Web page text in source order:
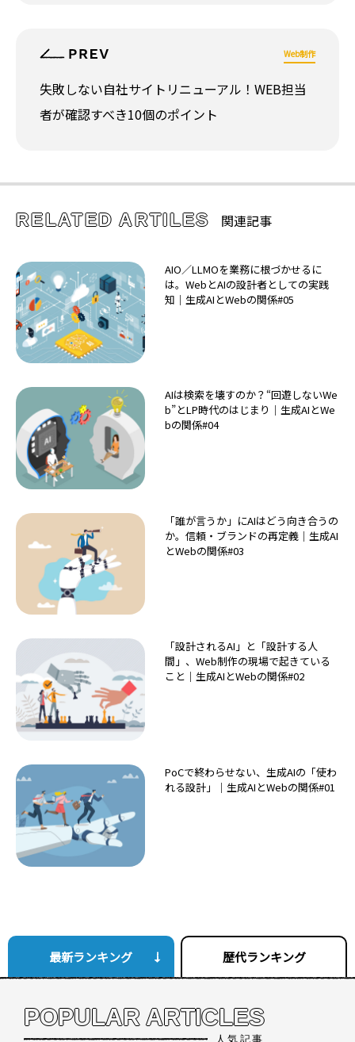
Web制作
失敗しない自社サイトリニューアル！WEB担当
者が確認すべき10個のポイント
RELATED ARTILES 関連記事
AIO／LLMOを業務に根づかせるに
は。WebとAIの設計者としての実践
知｜生成AIとWebの関係#05
AIは検索を壊すのか？“回遊しないWe
b”とLP時代のはじまり｜生成AIとWe
bの関係#04
「誰が言うか」にAIはどう向き合うの
か。信頼・ブランドの再定義｜生成AI
とWebの関係#03
「設計されるAI」と「設計する人
間」、Web制作の現場で起きている
こと｜生成AIとWebの関係#02
PoCで終わらせない、生成AIの「使わ
れる設計」｜生成AIとWebの関係#01
最新ランキング 歴代ランキング
POPULAR ARTICLES
人気記事